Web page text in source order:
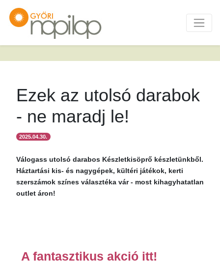
Ezek az utolsó darabok
- ne maradj le!
2025.04.30.
Válogass utolsó darabos Készletkisöprő készletünkből.
Háztartási kis- és nagygépek, kültéri játékok, kerti
szerszámok színes választéka vár - most kihagyhatatlan
outlet áron!
A fantasztikus akció itt!